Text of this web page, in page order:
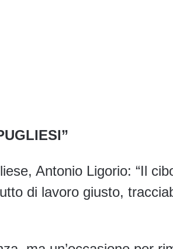
Antonio Ligorio: “Il
di lavoro giusto,